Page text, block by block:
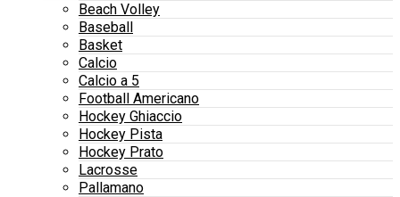
Beach Volley
Baseball
Basket
Calcio
Calcio a 5
Football Americano
Hockey Ghiaccio
Hockey Pista
Hockey Prato
Lacrosse
Pallamano